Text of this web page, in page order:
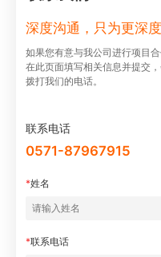
深度沟通，只为更深
如果您有意与我公司进⾏项⽬
在此⻚⾯填写相关信息并提交
拨打我们的电话。
联系电话
0571-87967915
*姓名
*联系电话